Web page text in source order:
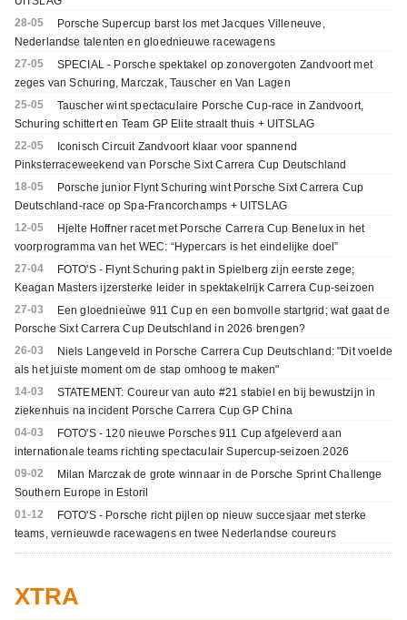
28-05
Porsche Supercup barst los met Jacques Villeneuve,
Nederlandse talenten en gloednieuwe racewagens
27-05
SPECIAL - Porsche spektakel op zonovergoten Zandvoort met
zeges van Schuring, Marczak, Tauscher en Van Lagen
25-05
Tauscher wint spectaculaire Porsche Cup-race in Zandvoort,
Schuring schittert en Team GP Elite straalt thuis + UITSLAG
22-05
Iconisch Circuit Zandvoort klaar voor spannend
Pinksterraceweekend van Porsche Sixt Carrera Cup Deutschland
18-05
Porsche junior Flynt Schuring wint Porsche Sixt Carrera Cup
Deutschland-race op Spa-Francorchamps + UITSLAG
12-05
Hjelte Hoffner racet met Porsche Carrera Cup Benelux in het
voorprogramma van het WEC: “Hypercars is het eindelijke doel”
27-04
FOTO'S - Flynt Schuring pakt in Spielberg zijn eerste zege;
Keagan Masters ijzersterke leider in spektakelrijk Carrera Cup-seizoen
27-03
Een gloednieùwe 911 Cup en een bomvolle startgrid; wat gaat de
Porsche Sixt Carrera Cup Deutschland in 2026 brengen?
26-03
Niels Langeveld in Porsche Carrera Cup Deutschland: "Dit voelde
als het juiste moment om de stap omhoog te maken"
14-03
STATEMENT: Coureur van auto #21 stabiel en bij bewustzijn in
ziekenhuis na incident Porsche Carrera Cup GP China
04-03
FOTO'S - 120 nieuwe Porsches 911 Cup afgeleverd aan
internationale teams richting spectaculair Supercup-seizoen 2026
09-02
Milan Marczak de grote winnaar in de Porsche Sprint Challenge
Southern Europe in Estoril
01-12
FOTO'S - Porsche richt pijlen op nieuw succesjaar met sterke
teams, vernieuwde racewagens en twee Nederlandse coureurs
XTRA